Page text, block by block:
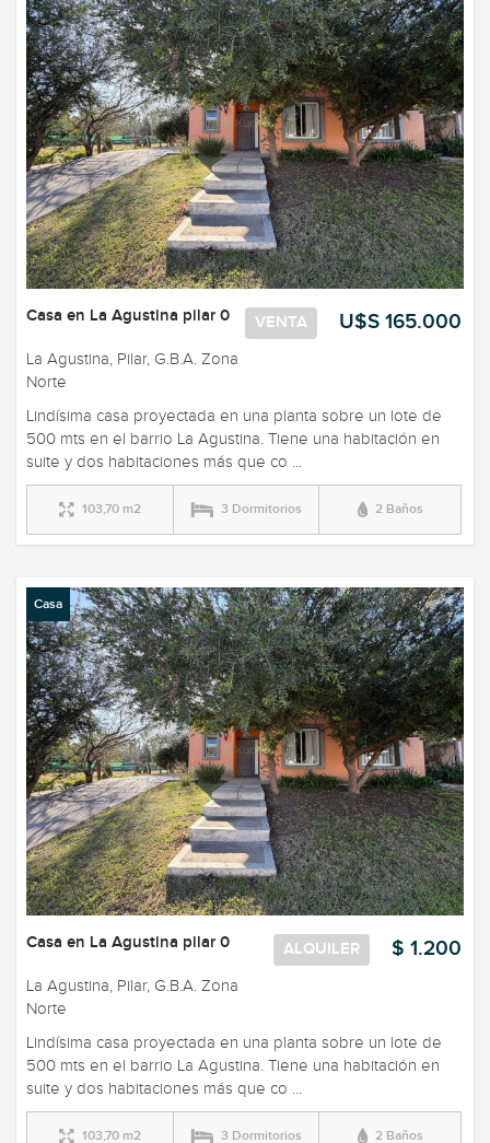
U$S 165.000
VENTA
Casa en La Agustina pilar 0
La Agustina, Pilar, G.B.A. Zona
Norte
Lindísima casa proyectada en una planta sobre un lote de
500 mts en el barrio La Agustina. Tiene una habitación en
suite y dos habitaciones más que co ...
103,70 m2 3 Dormitorios 2 Baños
Casa
$ 1.200
ALQUILER
Casa en La Agustina pilar 0
La Agustina, Pilar, G.B.A. Zona
Norte
Lindísima casa proyectada en una planta sobre un lote de
500 mts en el barrio La Agustina. Tiene una habitación en
suite y dos habitaciones más que co ...
103,70 m2 3 Dormitorios 2 Baños